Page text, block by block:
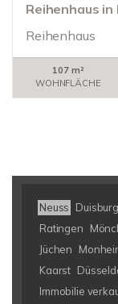
Reihenhaus
Reihenhaus
107 m²
WOHNFLÄCHE
Neuss Duisburg
Ratingen
Jüchen
Kaarst
Immobilie